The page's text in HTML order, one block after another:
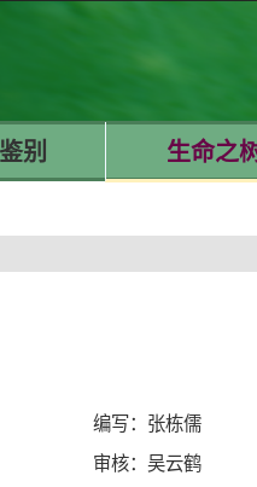
别 生命之
编写：张栋儒
审核：吴云鹤